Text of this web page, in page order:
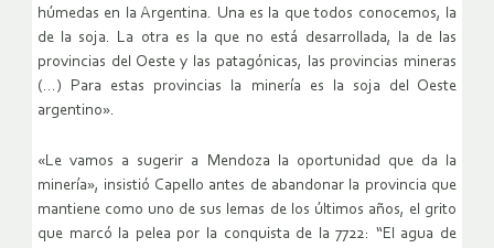
húmedas en la Argentina. Una es la que todos conocemos, la
de la soja. La otra es la que no está desarrollada, la de las
provincias del Oeste y las patagónicas, las provincias mineras
(…) Para estas provincias la minería es la soja del Oeste
argentino».
«Le vamos a sugerir a Mendoza la oportunidad que da la
minería», insistió Capello antes de abandonar la provincia que
mantiene como uno de sus lemas de los últimos años, el grito
que marcó la pelea por la conquista de la 7722: “El agua de